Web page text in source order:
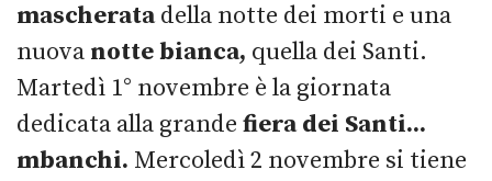
mascheratadella notte dei morti e una
nuova notte bianca, quella dei Santi.
Martedì 1° novembre è la giornata
dedicata alla grande fiera dei Santi...
mbanchi. Mercoledì 2 novembre si tiene